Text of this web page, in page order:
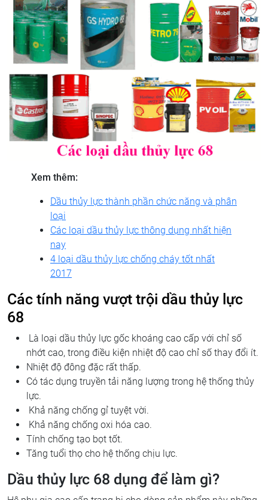
Xem thêm:
Dầu thủy lực thành phần chức năng và phân
loại
Các loại dầu thủy lực thông dụng nhất hiện
nay
4 loại dầu thủy lực chống cháy tốt nhất
2017
Các tính năng vượt trội dầu thủy lực
68
Là loại dầu thủy lực gốc khoáng cao cấp với chỉ số
nhớt cao, trong điều kiện nhiệt độ cao chỉ số thay đổi ít.
Nhiệt độ đông đặc rất thấp.
Có tác dụng truyền tải năng lượng trong hệ thống thủy
lực.
Khả năng chống gỉ tuyệt vời.
Khả năng chống oxi hóa cao.
Tính chống tạo bọt tốt.
Tăng tuổi thọ cho hệ thống chịu lực.
Dầu thủy lực 68 dụng để làm gì?